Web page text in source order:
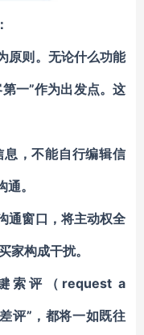
则。 无论什么功能
一”作为出发点。这
，不能自行编辑信
。
通窗口，将主动权全
家构成干扰。
索评（request a
评”，都将一如既往